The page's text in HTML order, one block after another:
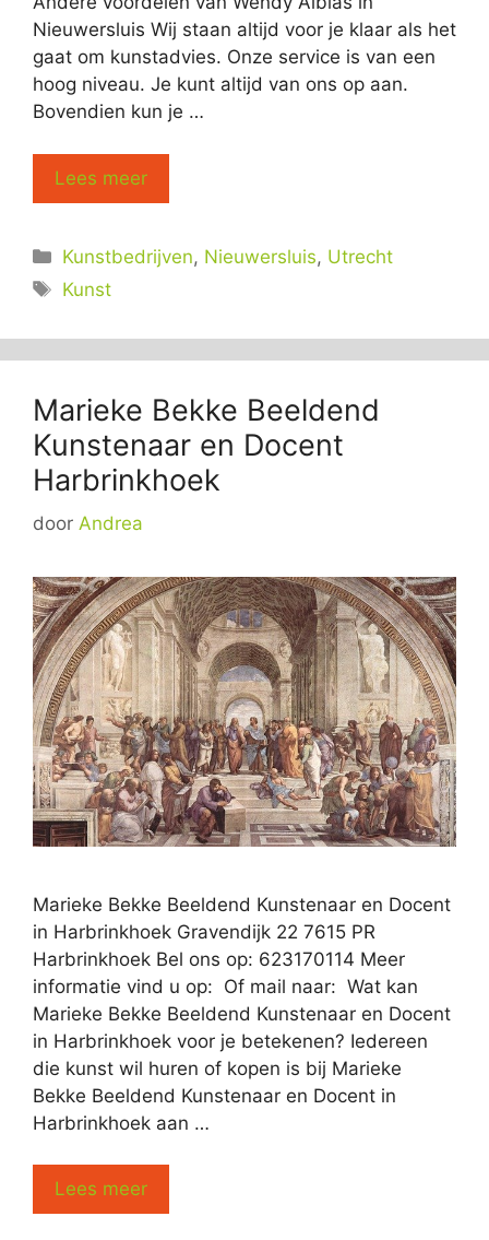
Nieuwersluis Wij staan altijd voor je klaar als het
gaat om kunstadvies. Onze service is van een
hoog niveau. Je kunt altijd van ons op aan.
Bovendien kun je …
Lees meer
Categorieën
Kunstbedrijven, Nieuwersluis, Utrecht
Tags
Kunst
Marieke Bekke Beeldend
Kunstenaar en Docent
Harbrinkhoek
door Andrea
Marieke Bekke Beeldend Kunstenaar en Docent
in Harbrinkhoek Gravendijk 22 7615 PR
Harbrinkhoek Bel ons op: 623170114 Meer
informatie vind u op: Of mail naar: Wat kan
Marieke Bekke Beeldend Kunstenaar en Docent
in Harbrinkhoek voor je betekenen? Iedereen
die kunst wil huren of kopen is bij Marieke
Bekke Beeldend Kunstenaar en Docent in
Harbrinkhoek aan …
Lees meer